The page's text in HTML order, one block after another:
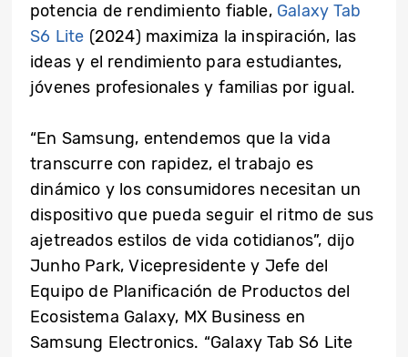
potencia de rendimiento fiable, Galaxy Tab
S6 Lite (2024) maximiza la inspiración, las
ideas y el rendimiento para estudiantes,
jóvenes profesionales y familias por igual.
“En Samsung, entendemos que la vida
transcurre con rapidez, el trabajo es
dinámico y los consumidores necesitan un
dispositivo que pueda seguir el ritmo de sus
ajetreados estilos de vida cotidianos”, dijo
Junho Park, Vicepresidente y Jefe del
Equipo de Planificación de Productos del
Ecosistema Galaxy, MX Business en
Samsung Electronics. “Galaxy Tab S6 Lite